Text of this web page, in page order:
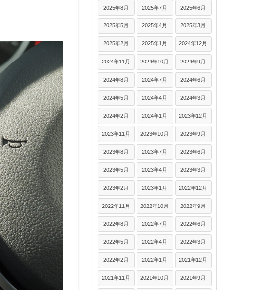
2025年8月 2025年7月 2025年6月
2025年5月 2025年4月 2025年3月
2025年2月 2025年1月 2024年12月
2024年11月 2024年10月 2024年9月
2024年8月 2024年7月 2024年6月
2024年5月 2024年4月 2024年3月
2024年2月 2024年1月 2023年12月
2023年11月 2023年10月 2023年9月
2023年8月 2023年7月 2023年6月
2023年5月 2023年4月 2023年3月
2023年2月 2023年1月 2022年12月
2022年11月 2022年10月 2022年9月
2022年8月 2022年7月 2022年6月
2022年5月 2022年4月 2022年3月
2022年2月 2022年1月 2021年12月
2021年11月 2021年10月 2021年9月